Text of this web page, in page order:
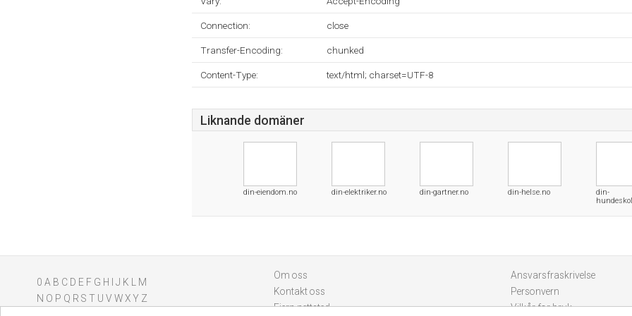
Connection: close
Transfer-Encoding: chunked
Content-Type: text/html; charset=UTF-8
Liknande domäner
din-eiendom.no din-elektriker.no din-gartner.no din-helse.no
din-
0 A B C D E F G H J K
M
N O P Q R S T U V WXY Z
Om oss
Kontakt oss
Fjern nettsted
Ansvarsfraskrivelse
Personvern
Vilkår for bruk